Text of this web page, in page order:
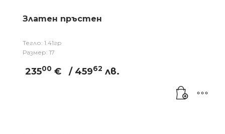
Златен пръстен
Тегло: 1.41гр
Размер: 17
23500 € / 45962 лв.